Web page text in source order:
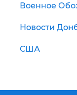
Военное
Новости
США